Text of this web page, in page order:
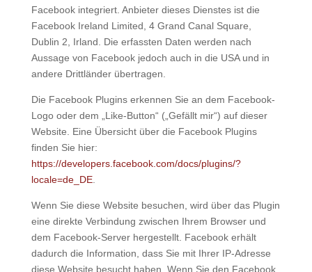
Facebook integriert. Anbieter dieses Dienstes ist die
Facebook Ireland Limited, 4 Grand Canal Square,
Dublin 2, Irland. Die erfassten Daten werden nach
Aussage von Facebook jedoch auch in die USA und in
andere Drittländer übertragen.
Die Facebook Plugins erkennen Sie an dem Facebook-
Logo oder dem „Like-Button“ („Gefällt mir“) auf dieser
Website. Eine Übersicht über die Facebook Plugins
finden Sie hier:
https://developers.facebook.com/docs/plugins/?
locale=de_DE.
Wenn Sie diese Website besuchen, wird über das Plugin
eine direkte Verbindung zwischen Ihrem Browser und
dem Facebook-Server hergestellt. Facebook erhält
dadurch die Information, dass Sie mit Ihrer IP-Adresse
diese Website besucht haben. Wenn Sie den Facebook